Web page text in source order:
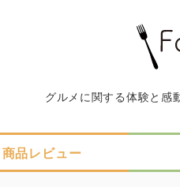
グルメに関する体験と感
商品レビュー